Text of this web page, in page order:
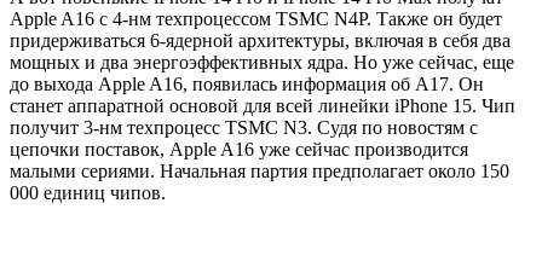
Apple A16 с 4-нм техпроцессом TSMC N4P. Также он будет
придерживаться 6-ядерной архитектуры, включая в себя два
мощных и два энергоэффективных ядра. Но уже сейчас, еще
до выхода Apple A16, появилась информация об А17. Он
станет аппаратной основой для всей линейки iPhone 15. Чип
получит 3-нм техпроцесс TSMC N3. Судя по новостям с
цепочки поставок, Apple A16 уже сейчас производится
малыми сериями. Начальная партия предполагает около 150
000 единиц чипов.